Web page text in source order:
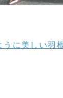
うに美しい羽